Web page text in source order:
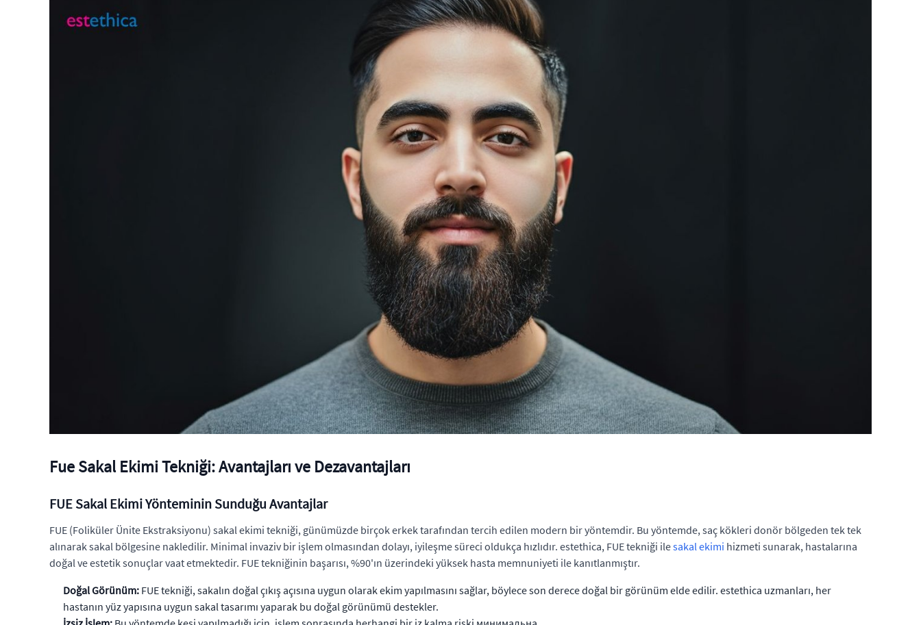
Fue Sakal Ekimi Tekniği: Avantajları ve Dezavantajları
FUE Sakal Ekimi Yönteminin Sunduğu Avantajlar
FUE (Foliküler Ünite Ekstraksiyonu) sakal ekimi tekniği, günümüzde birçok erkek tarafından tercih edilen modern bir yöntemdir. Bu yöntemde, saç kökleri donör bölgeden tek tek
alınarak sakal bölgesine nakledilir. Minimal invaziv bir işlem olmasından dolayı, iyileşme süreci oldukça hızlıdır. estethica, FUE tekniği ilesakal ekimi hizmeti sunarak, hastalarına
doğal ve estetik sonuçlar vaat etmektedir. FUE tekniğinin başarısı, %90'ın üzerindeki yüksek hasta memnuniyeti ile kanıtlanmıştır.
Doğal Görünüm: FUE tekniği, sakalın doğal çıkış açısına uygun olarak ekim yapılmasını sağlar, böylece son derece doğal bir görünüm elde edilir. estethica uzmanları, her
hastanın yüz yapısına uygun sakal tasarımı yaparak bu doğal görünümü destekler.